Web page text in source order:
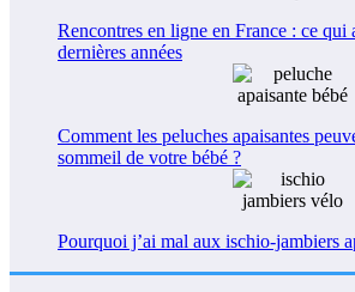
Rencontres en ligne en France : ce qui
dernières années
Comment les peluches apaisantes
sommeil de votre bébé ?
Pourquoi j’ai mal aux ischio-jambiers